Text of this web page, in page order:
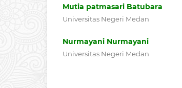
Mutia patmasari Batubara
Universitas Negeri Medan
Nurmayani Nurmayani
Universitas Negeri Medan